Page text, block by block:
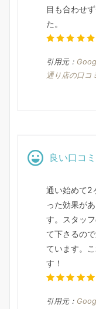
目も合わせ
た。
引用元：
通り店の口コ
良い口コミ
通い始めて2
った効果が
す。スタッ
て下さるの
ています。
す！
引用元：